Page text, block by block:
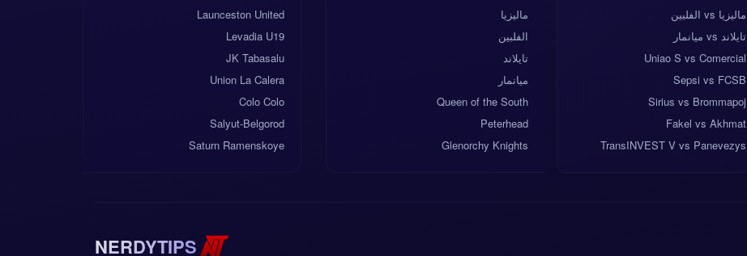
ماليزيا vs الفلبين
تايلاند vs ميانمار
Uniao S vs Comercial
Sepsi vs FCSB
Sirius vs Brommapoj
Fakel vs Akhmat
TransINVEST V vs Panevezys
ماليزيا
الفلبين
تايلاند
ميانمار
Queen of the South
Peterhead
Glenorchy Knights
Launceston United
Levadia U19
JK Tabasalu
Union La Calera
Colo Colo
Salyut-Belgorod
Saturn Ramenskoye
NERDYTIPS